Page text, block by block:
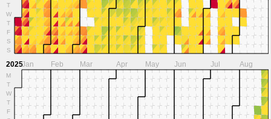
T
W
T
F
S
S
2025
M
T
W
T
F
Jan Feb Mar Apr May Jun Jul Aug